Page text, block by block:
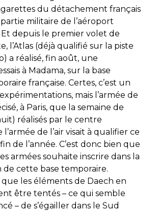
du détachement français
militaire de l’aéroport
depuis le premier volet de
l’Atlas (déjà qualifié sur la piste
a réalisé, fin août, une
à Madama, sur la base
française. Certes, c’est un
mais l’armée de
à Paris, que la semaine de
réalisés par le centre
l’armée de l’air visait à qualifier ce
de l’année. C’est donc bien que
armées souhaite inscrire dans la
de cette base temporaire.
les éléments de Daech en
être tentés – ce qui semble
– de s’égailler dans le Sud